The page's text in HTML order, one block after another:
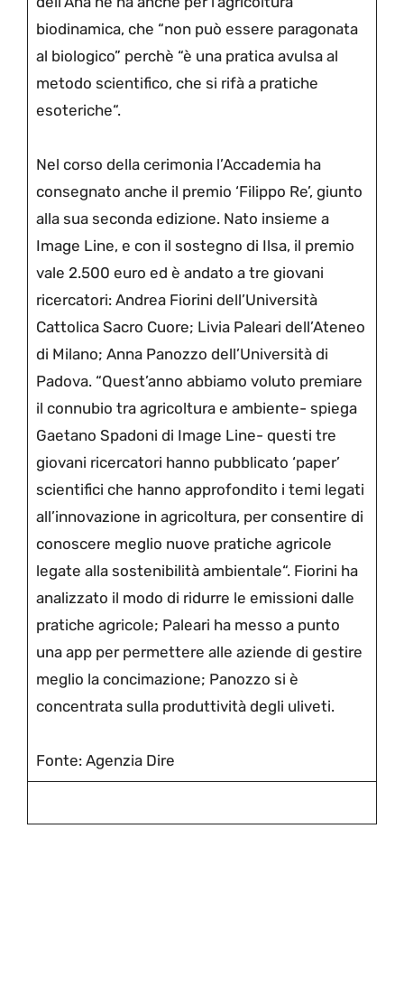
biodinamica, che “non può essere paragonata
al biologico” perchè “è una pratica avulsa al
metodo scientifico, che si rifà a pratiche
esoteriche“.
Nel corso della cerimonia l’Accademia ha
consegnato anche il premio ‘Filippo Re’, giunto
alla sua seconda edizione. Nato insieme a
Image Line, e con il sostegno di Ilsa, il premio
vale 2.500 euro ed è andato a tre giovani
ricercatori: Andrea Fiorini dell’Università
Cattolica Sacro Cuore; Livia Paleari dell’Ateneo
di Milano; Anna Panozzo dell’Università di
Padova. “Quest’anno abbiamo voluto premiare
il connubio tra agricoltura e ambiente- spiega
Gaetano Spadoni di Image Line- questi tre
giovani ricercatori hanno pubblicato ‘paper’
scientifici che hanno approfondito i temi legati
all’innovazione in agricoltura, per consentire di
conoscere meglio nuove pratiche agricole
legate alla sostenibilità ambientale“. Fiorini ha
analizzato il modo di ridurre le emissioni dalle
pratiche agricole; Paleari ha messo a punto
una app per permettere alle aziende di gestire
meglio la concimazione; Panozzo si è
concentrata sulla produttività degli uliveti.
Fonte: Agenzia Dire